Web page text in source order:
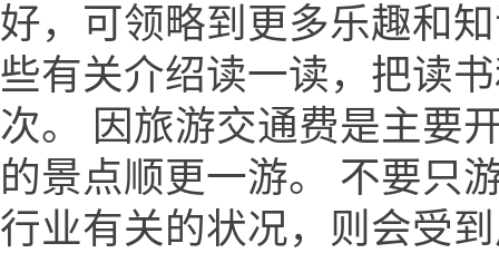
好，可领略到更多乐趣和
些有关介绍读一读，把读
次。 因旅游交通费是主要
的景点顺更一游。 不要只
行业有关的状况，则会受